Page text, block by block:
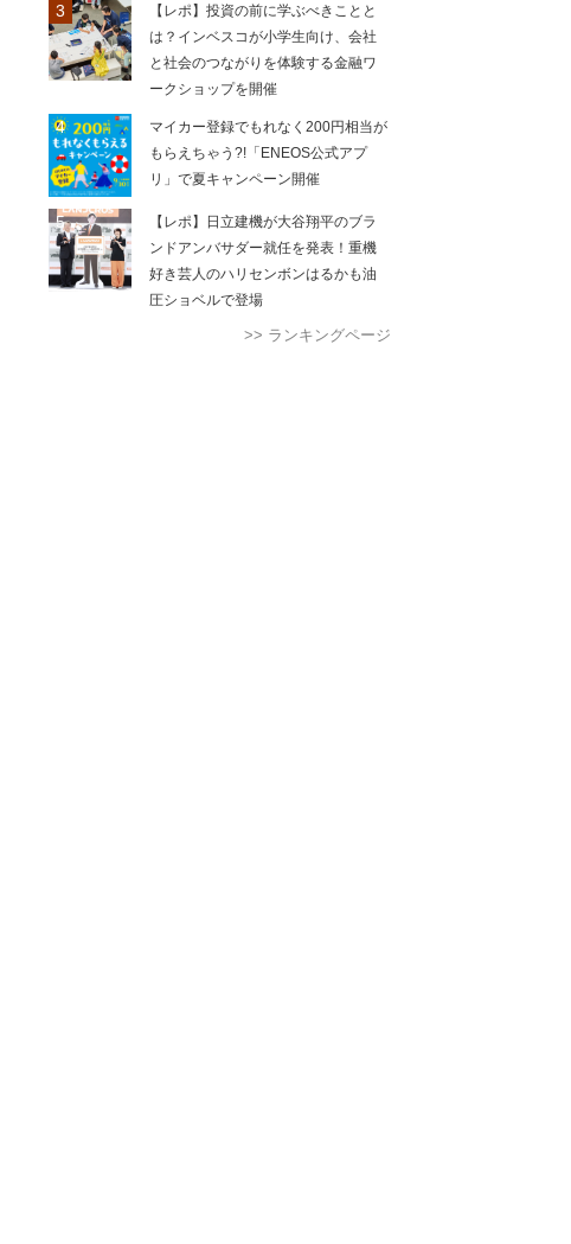
【レポ】投資の前に学ぶべきことと
は？インベスコが小学生向け、会社
と社会のつながりを体験する金融ワ
ークショップを開催
マイカー登録でもれなく200円相当が
もらえちゃう?!「ENEOS公式アプ
リ」で夏キャンペーン開催
【レポ】日立建機が大谷翔平のブラ
ンドアンバサダー就任を発表！重機
好き芸人のハリセンボンはるかも油
圧ショベルで登場
>> ランキングページ